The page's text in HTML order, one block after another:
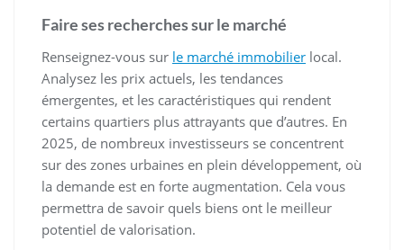
Faire ses recherches sur le marché
Renseignez-vous sur le marché immobilier local.
Analysez les prix actuels, les tendances
émergentes, et les caractéristiques qui rendent
certains quartiers plus attrayants que d’autres. En
2025, de nombreux investisseurs se concentrent
sur des zones urbaines en plein développement, où
la demande est en forte augmentation. Cela vous
permettra de savoir quels biens ont le meilleur
potentiel de valorisation.